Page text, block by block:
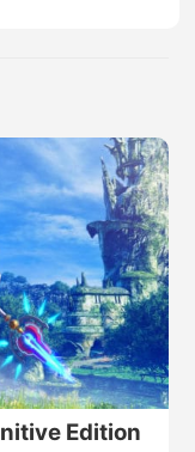
Edition